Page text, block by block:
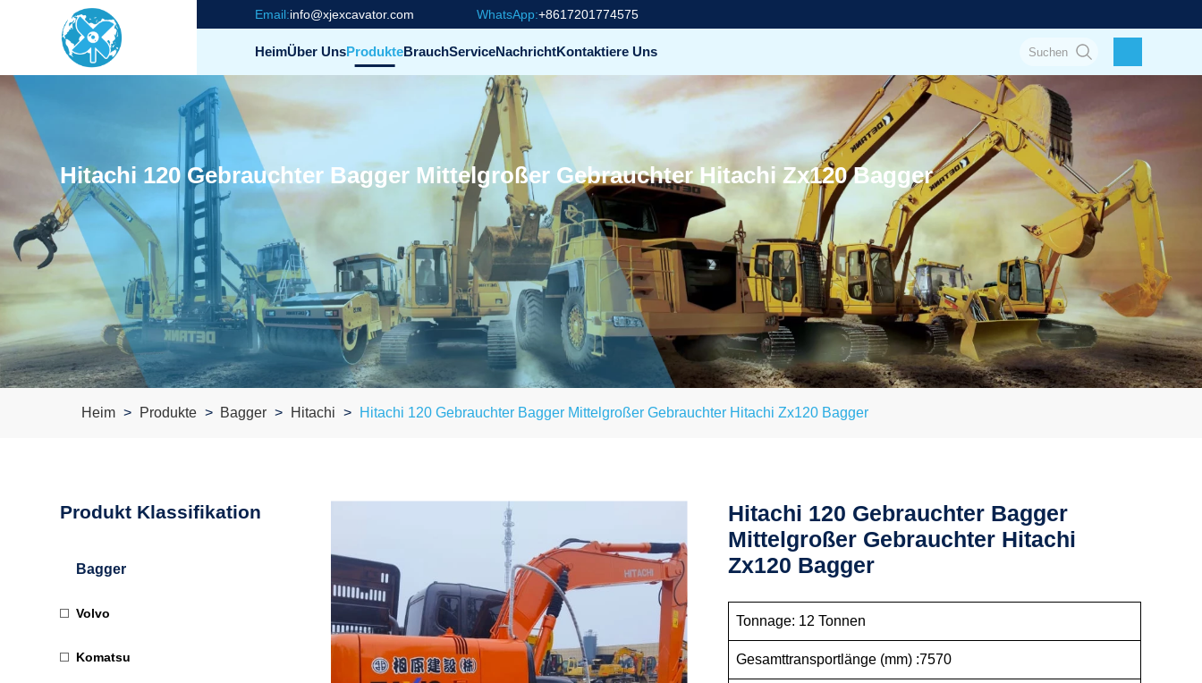
Email:info@xjexcavator.com WhatsApp:+8617201774575
HeimÜber UnsProdukteBrauchServiceNachrichtKontaktiere Uns
Hitachi 120 Gebrauchter Bagger Mittelgroßer Gebrauchter Hitachi Zx120 Bagger
Heim Produkte Bagger Hitachi Hitachi 120 Gebrauchter Bagger Mittelgroßer Gebrauchter Hitachi Zx120 Bagger
Produkt Klassifikation
Bagger
Volvo
Komatsu
Hitachi 120 Gebrauchter Bagger
Mittelgroßer Gebrauchter Hitachi
Zx120 Bagger
Tonnage: 12 Tonnen
Gesamttransportlänge (mm) :7570